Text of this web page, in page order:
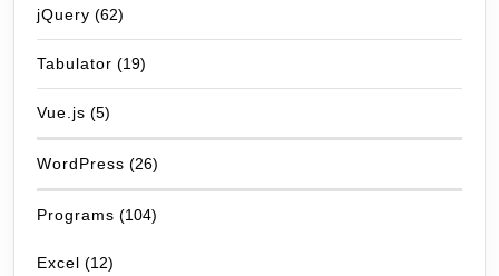
jQuery (62)
Tabulator (19)
Vue.js (5)
WordPress (26)
Programs (104)
Excel (12)